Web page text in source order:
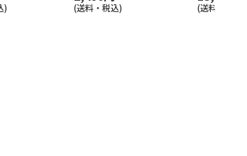
) (送料・税込) (送料・税込)